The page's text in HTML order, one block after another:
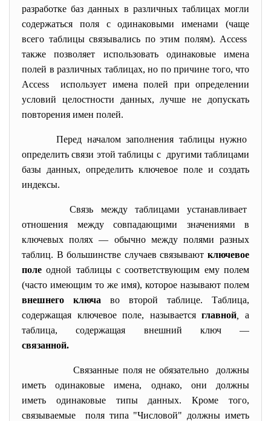
разработке баз данных в различных таблицах могли
содержаться поля с одинаковыми именами (чаще
всего таблицы связывались по этим полям). Access
также позволяет использовать одинаковые имена
полей в различных таблицах, но по причине того, что
Access использует имена полей при определении
условий целостности данных, лучше не допускать
повторения имен полей.
Перед началом заполнения таблицы нужно
определить связи этой таблицы с другими таблицами
базы данных, определить ключевое поле и создать
индексы.
Связь между таблицами устанавливает
отношения между совпадающими значениями в
ключевых полях — обычно между полями разных
таблиц. В большинстве случаев связывают ключевое
поле одной таблицы с соответствующим ему полем
(часто имеющим то же имя), которое называют полем
внешнего ключа во второй таблице. Таблица,
содержащая ключевое поле, называетсяглавной
а
таблица, содержащая внешний ключ —
связанной.
Связанные поля не обязательно должны
иметь одинаковые имена, однако, они должны
иметь одинаковые типы данных. Кроме того,
связываемые поля типа "Числовой" должны иметь